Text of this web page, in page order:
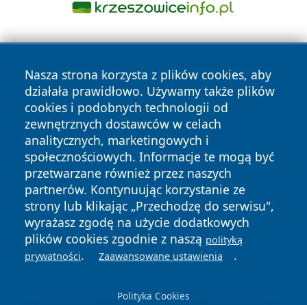
Nasza strona korzysta z plików cookies, aby
działała prawidłowo. Używamy także plików
cookies i podobnych technologii od
zewnętrznych dostawców w celach
analitycznych, marketingowych i
społecznościowych. Informacje te mogą być
przetwarzane również przez naszych
partnerów. Kontynuując korzystanie ze
strony lub klikając „Przechodzę do serwisu",
wyrażasz zgodę na użycie dodatkowych
plików cookies zgodnie z naszą polityką
prywatności. Zaawansowane ustawienia .
Polityka Cookies
Copyright © 2026 wiadomosciplock.pl Wszystkie prawa
zastrzeżone.
News Autorzy
Polityka
Prywatności
Polityka
Cookies